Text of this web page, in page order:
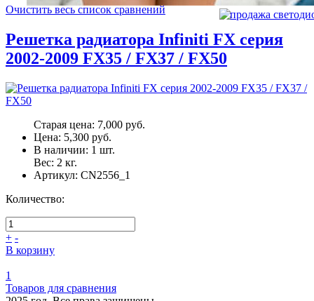
Очистить весь список сравнений
Решетка радиатора Infiniti FX серия
2002-2009 FX35 / FX37 / FX50
Старая цена: 7,000 руб.
Цена: 5,300 руб.
В наличии: 1 шт.
Вес: 2 кг.
Артикул: CN2556_1
Количество:
+ -
В корзину
1
Товаров для сравнения